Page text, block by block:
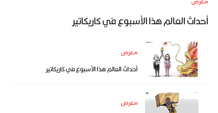
معرض
أحداث العالم هذا الأسبوع في كاريكاتير
معرض
أحداث العالم هذا الأسبوع في كاريكاتير
معرض